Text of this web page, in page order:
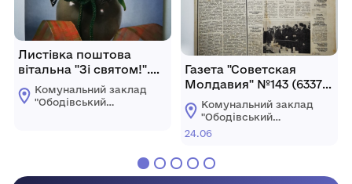
Листівка поштова
вітальна "Зі святом!".
Друкарня "БМТ", Київ.
Комунальний заклад
"Ободівський
Газета "Советская
Молдавия" №143 (6337)
від 24 червня 1966 року
Комунальний заклад
"Ободівський
краєзнавчий музей"
24.06